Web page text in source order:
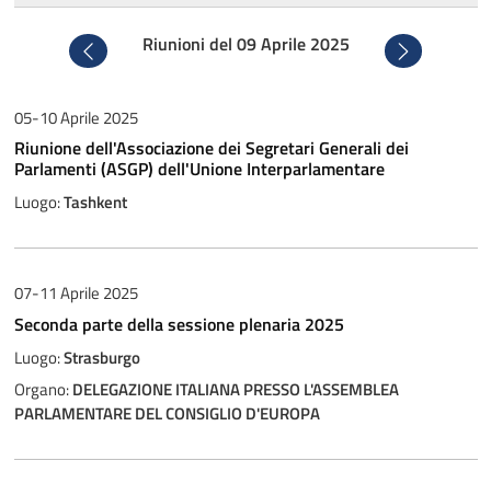
PrecedenteRiunioni del 09 Aprile 2025 Successivo
05-10 Aprile 2025
Riunione dell'Associazione dei Segretari Generali dei
Parlamenti (ASGP) dell'Unione Interparlamentare
Luogo:Tashkent
07-11 Aprile 2025
Seconda parte della sessione plenaria 2025
Luogo:Strasburgo
Organo:DELEGAZIONE ITALIANA PRESSO L'ASSEMBLEA
PARLAMENTARE DEL CONSIGLIO D'EUROPA